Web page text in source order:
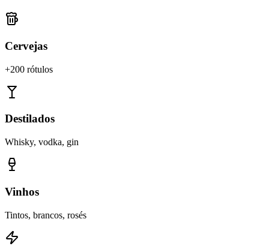
Cervejas
+200 rótulos
Destilados
Whisky, vodka, gin
Vinhos
Tintos, brancos, rosés